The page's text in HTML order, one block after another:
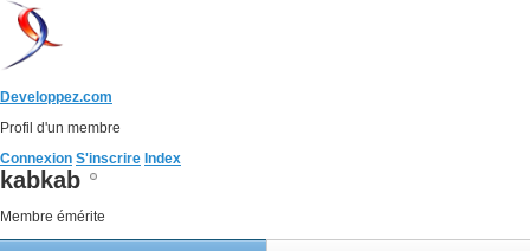
Developpez.com
Profil d'un membre
Connexion S'inscrire Index
kabkab
Membre émérite